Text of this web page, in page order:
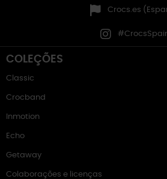
Crocs.es
COLEÇÕES
Classic
Crocband
Inmotion
Echo
Getaway
Colaborações e licenças